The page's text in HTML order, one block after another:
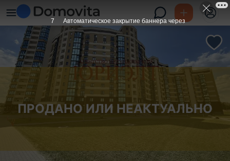
ПРОДАНО ИЛИ НЕАКТУАЛЬНО
6 Автоматическое закрытие баннера через